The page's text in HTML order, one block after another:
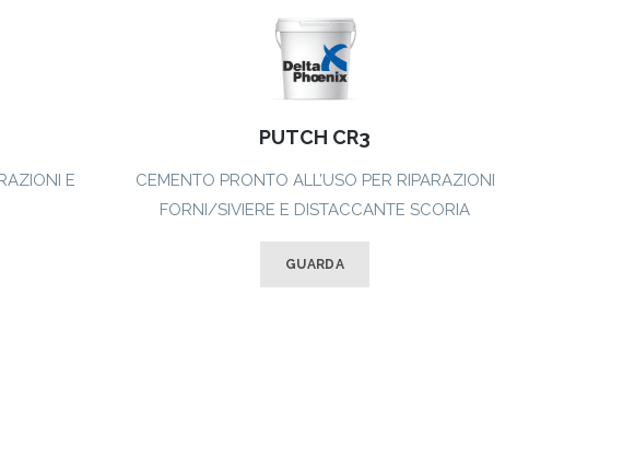
E
PUTCH CR3
CEMENTO PRONTO ALL’USO PER RIPARAZIONI
FORNI/SIVIERE E DISTACCANTE SCORIA
GUARDA